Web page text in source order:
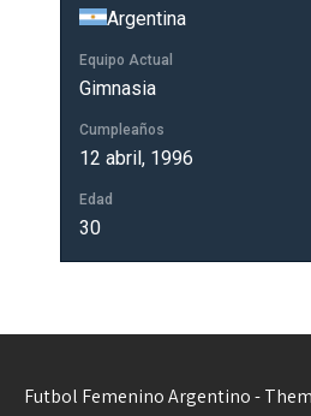
Argentina
Equipo Actual
Gimnasia
Cumpleaños
12 abril, 1996
Edad
30
Futbol Femenino Argentino -